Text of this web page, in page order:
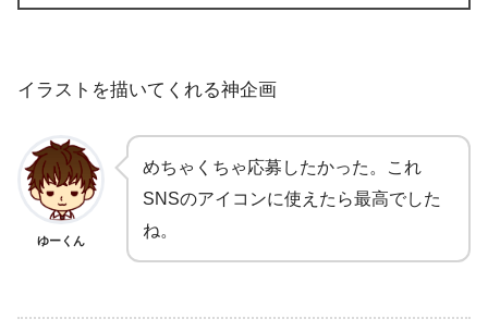
イラストを描いてくれる神企画
ゆーくん
めちゃくちゃ応募したかった。これ
SNSのアイコンに使えたら最高でした
ね。